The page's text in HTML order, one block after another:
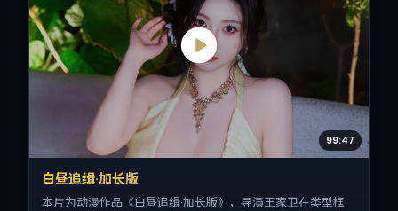
99:47
白昼追缉·加长版
本片为动漫作品《白昼追缉·加长版》，导演王家卫在类型框